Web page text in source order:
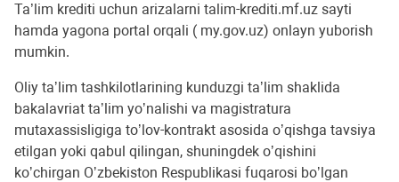
Ta’lim krediti uchun arizalarni talim-krediti.mf.uz sayti
hamda yagona portal orqali ( my.gov.uz) onlayn yuborish
mumkin.
Oliy taʼlim tashkilotlarining kunduzgi taʼlim shaklida
bakalavriat taʼlim yoʼnalishi va magistratura
mutaxassisligiga toʼlov-kontrakt asosida oʼqishga tavsiya
etilgan yoki qabul qilingan, shuningdek oʼqishini
koʼchirgan Oʼzbekiston Respublikasi fuqarosi boʼlgan